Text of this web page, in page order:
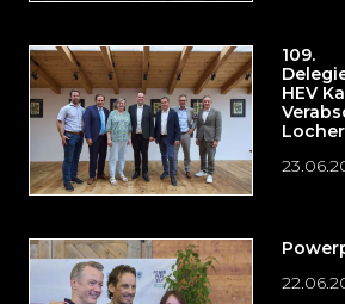
109.
HEV
Locher